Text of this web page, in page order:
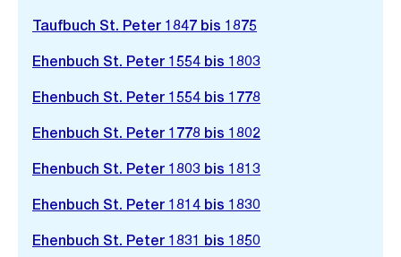
Taufbuch St. Peter 1847 bis 1875
Ehenbuch St. Peter 1554 bis 1803
Ehenbuch St. Peter 1554 bis 1778
Ehenbuch St. Peter 1778 bis 1802
Ehenbuch St. Peter 1803 bis 1813
Ehenbuch St. Peter 1814 bis 1830
Ehenbuch St. Peter 1831 bis 1850